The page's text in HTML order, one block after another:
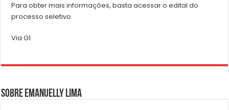
Para obter mais informações, basta acessar o edital do
processo seletivo.
Via G1
Sobre Emanuelly Lima